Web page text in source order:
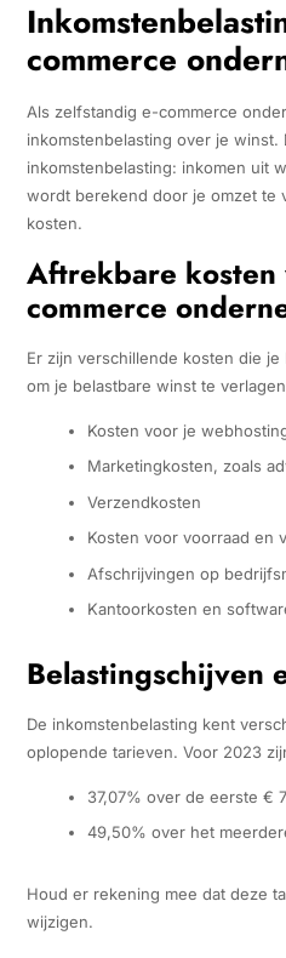
commerce
Als zelfstandig e-commerce
inkomstenbelasting over je winst.
inkomstenbelasting: inkomen uit
wordt berekend door je omzet te
kosten.
Aftrekbare kosten
commerce
Er zijn verschillende kosten die
om je belastbare winst te
Kosten voor je
Marketingkosten, zoals
Verzendkosten
Kosten voor voorraad en
Afschrijvingen op
Kantoorkosten en
Belastingschijven
De inkomstenbelasting kent
oplopende tarieven. Voor 2023
37,07% over de eerste €
49,50% over het
Houd er rekening mee dat deze
wijzigen.